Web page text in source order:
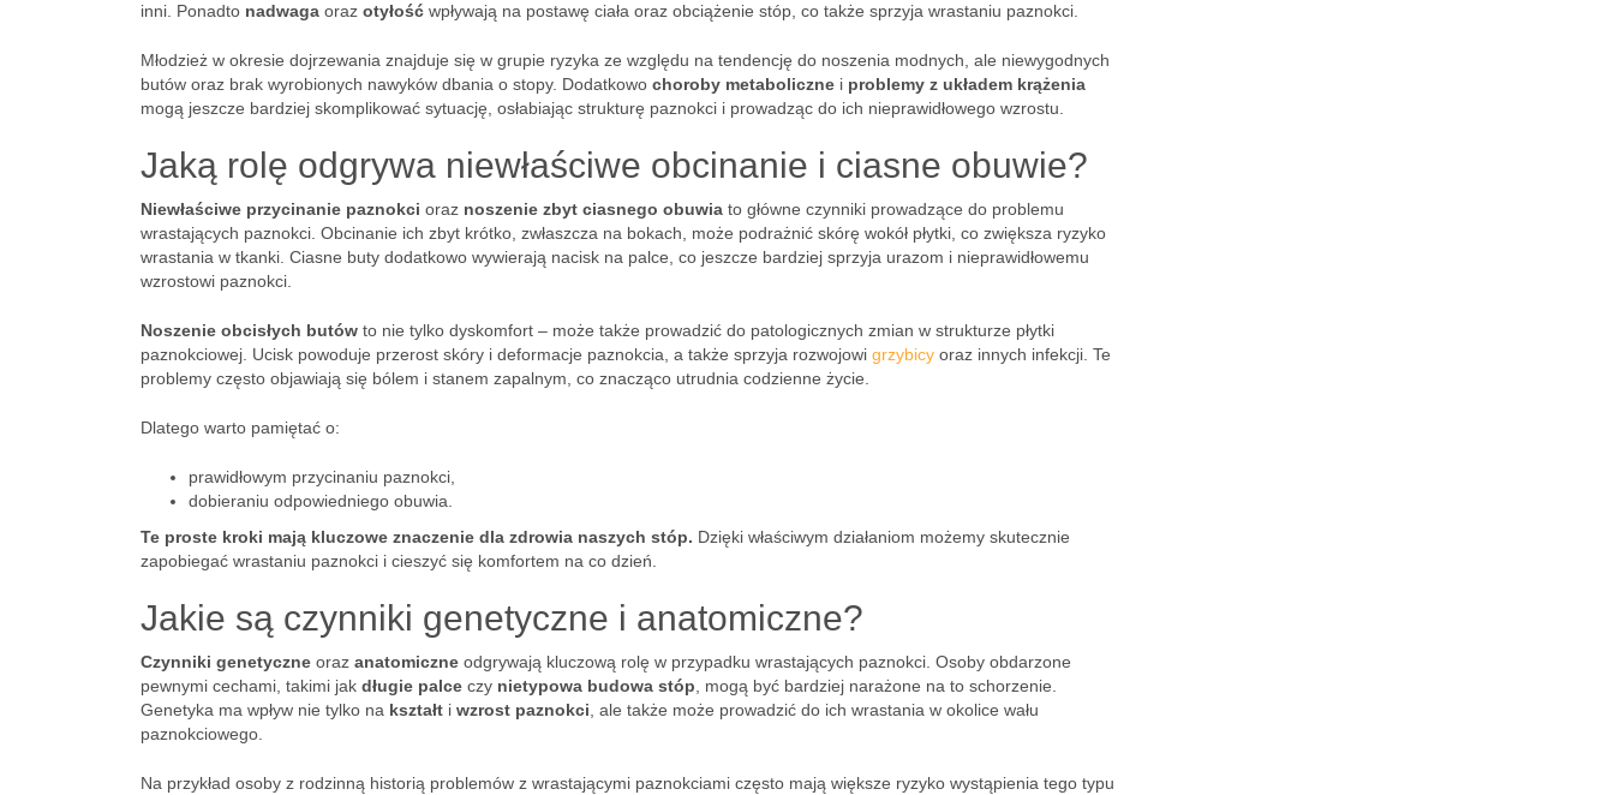
inni. Ponadto nadwaga oraz otyłość wpływają na postawę ciała oraz obciążenie stóp, co także sprzyja wrastaniu paznokci.
Młodzież w okresie dojrzewania znajduje się w grupie ryzyka ze względu na tendencję do noszenia modnych, ale niewygodnych
butów oraz brak wyrobionych nawyków dbania o stopy. Dodatkowo choroby metaboliczne i problemy z układem krążenia
mogą jeszcze bardziej skomplikować sytuację, osłabiając strukturę paznokci i prowadząc do ich nieprawidłowego wzrostu.
Jaką rolę odgrywa niewłaściwe obcinanie i ciasne obuwie?
Niewłaściwe przycinanie paznokci oraz noszenie zbyt ciasnego obuwia to główne czynniki prowadzące do problemu
wrastających paznokci. Obcinanie ich zbyt krótko, zwłaszcza na bokach, może podrażnić skórę wokół płytki, co zwiększa ryzyko
wrastania w tkanki. Ciasne buty dodatkowo wywierają nacisk na palce, co jeszcze bardziej sprzyja urazom i nieprawidłowemu
wzrostowi paznokci.
Noszenie obcisłych butów to nie tylko dyskomfort – może także prowadzić do patologicznych zmian w strukturze płytki
paznokciowej. Ucisk powoduje przerost skóry i deformacje paznokcia, a także sprzyja rozwojowi grzybicy oraz innych infekcji. Te
problemy często objawiają się bólem i stanem zapalnym, co znacząco utrudnia codzienne życie.
Dlatego warto pamiętać o:
prawidłowym przycinaniu paznokci,
dobieraniu odpowiedniego obuwia.
Te proste kroki mają kluczowe znaczenie dla zdrowia naszych stóp. Dzięki właściwym działaniom możemy skutecznie
zapobiegać wrastaniu paznokci i cieszyć się komfortem na co dzień.
Jakie są czynniki genetyczne i anatomiczne?
Czynniki genetyczne oraz anatomiczne odgrywają kluczową rolę w przypadku wrastających paznokci. Osoby obdarzone
pewnymi cechami, takimi jak długie palce czy nietypowa budowa stóp , mogą być bardziej narażone na to schorzenie.
Genetyka ma wpływ nie tylko na kształt i wzrost paznokci , ale także może prowadzić do ich wrastania w okolice wału
paznokciowego.
Na przykład osoby z rodzinną historią problemów z wrastającymi paznokciami często mają większe ryzyko wystąpienia tego typu